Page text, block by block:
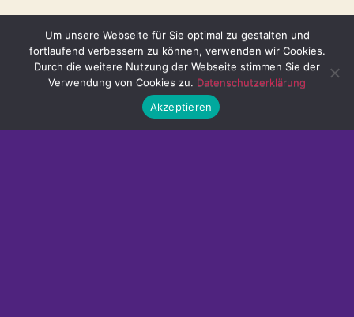
Um unsere Webseite für Sie optimal zu gestalten und
fortlaufend verbessern zu können, verwenden wir Cookies.
Durch die weitere Nutzung der Webseite stimmen Sie der
Verwendung von Cookies zu. Datenschutzerklärung
Akzeptieren